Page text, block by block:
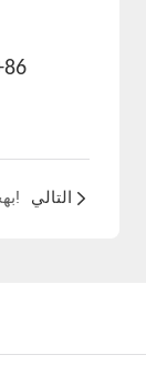
بهجة عيد الميلاد وشكر من القلب للجميع! التالي